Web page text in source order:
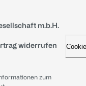
m.b.H.
widerrufen
zum